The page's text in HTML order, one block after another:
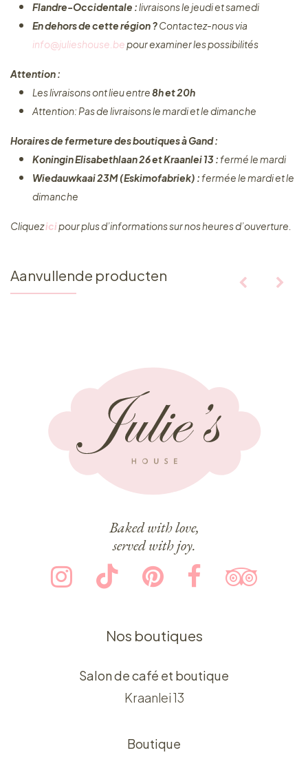
Flandre-Occidentale :livraisons le jeudi et samedi
En dehors de cette région ?Contactez-nous via
info@julieshouse.bepour examiner les possibilités
Attention :
Les livraisons ont lieu entre8h et 20h
Attention: Pas de livraisons le mardi et le dimanche
Horaires de fermeture des boutiques à Gand :
Koningin Elisabethlaan 26 et Kraanlei 13 :fermé le mardi
Wiedauwkaai 23M (Eskimofabriek) :fermée le mardi et le
dimanche
Cliquez ​icipour plus d’informations sur nos heures d’ouverture.
Aanvullende producten
Baked with love,
served with joy.
Nos boutiques
Salon de café et boutique
Kraanlei 13
Boutique